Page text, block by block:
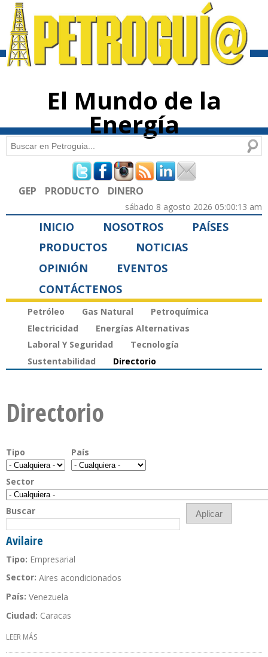
contenido
El Mundo de la
Energía
Formulario de búsqueda
Buscar
GEP PRODUCTO DINERO
sábado 8 agosto 2026 05:00:13 am
INICIO NOSOTROS
PAÍSES
PRODUCTOS
NOTICIAS
OPINIÓN
EVENTOS
CONTÁCTENOS
Petróleo Gas Natural
Petroquímica
Electricidad
Energías Alternativas
Laboral Y Seguridad
Tecnología
Sustentabilidad
Directorio
Directorio
Tipo País
Sector
Buscar
Avilaire
Tipo: Empresarial
Sector: Aires acondicionados
País: Venezuela
Ciudad: Caracas
LEER MÁS